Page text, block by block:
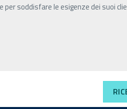
per soddisfare le esigenze dei suoi